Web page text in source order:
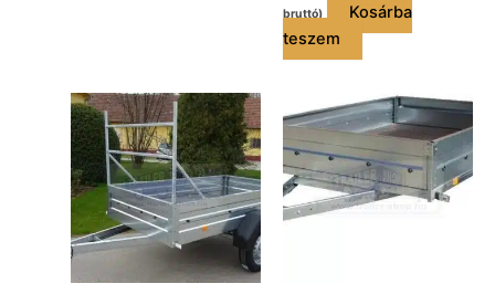
bruttó)
Kosárba
teszem